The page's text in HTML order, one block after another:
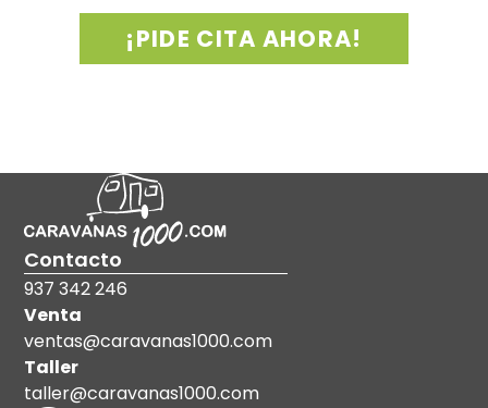
¡PIDE CITA AHORA!
Contacto
937 342 246
Venta
ventas@caravanas1000.com
Taller
taller@caravanas1000.com